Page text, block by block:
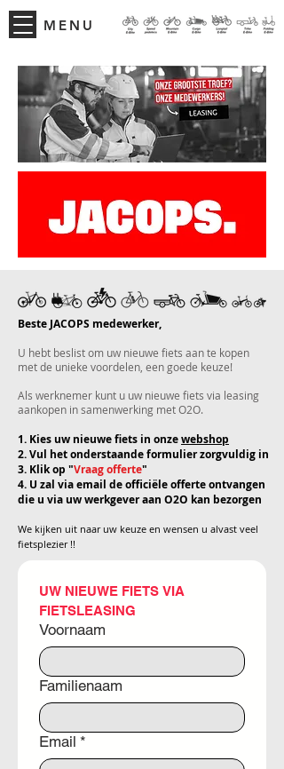
MENU
Beste JACOPS medewerker,
U hebt beslist om uw nieuwe fiets aan te kopen
met de unieke voordelen, een goede keuze!
Als werknemer kunt u uw nieuwe fiets via leasing
aankopen in samenwerking met O2O.​
1. Kies uw nieuwe fiets in onzewebshop
2. Vul het onderstaande formulier zorgvuldig in
3. Klik op "Vraag offerte"
4. U zal via email de officiële offerte ontvangen
die u via uw werkgever aan O2O kan bezorgen
We kijken uit naar uw keuze en wensen u alvast veel
fietsplezier !!
UW NIEUWE FIETS VIA
FIETSLEASING
Voornaam
Familienaam
Email *